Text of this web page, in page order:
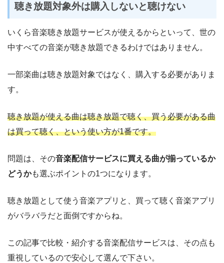
聴き放題対象外は購入しないと聴けない
いくら音楽聴き放題サービスが使えるからといって、世の
中すべての音楽が聴き放題できるわけではありません。
一部楽曲は聴き放題対象ではなく、購入する必要がありま
す。
聴き放題が使える曲は聴き放題で聴く、買う必要がある曲
は買って聴く、という使い方が1番です。
問題は、その音楽配信サービスに買える曲が揃っているか
どうかも選ぶポイントの1つになります。
聴き放題として使う音楽アプリと、買って聴く音楽アプリ
がバラバラだと面倒ですからね。
この記事で比較・紹介する音楽配信サービスは、その点も
重視しているので安心して選んで下さい。